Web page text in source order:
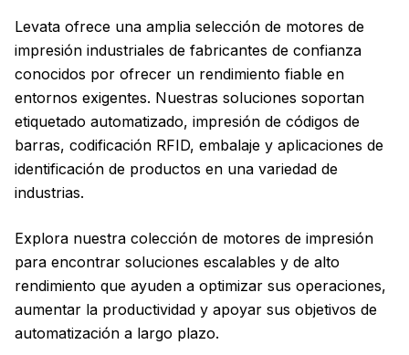
Levata ofrece una amplia selección de motores de
impresión industriales de fabricantes de confianza
conocidos por ofrecer un rendimiento fiable en
entornos exigentes. Nuestras soluciones soportan
etiquetado automatizado, impresión de códigos de
barras, codificación RFID, embalaje y aplicaciones de
identificación de productos en una variedad de
industrias.
Explora nuestra colección de motores de impresión
para encontrar soluciones escalables y de alto
rendimiento que ayuden a optimizar sus operaciones,
aumentar la productividad y apoyar sus objetivos de
automatización a largo plazo.